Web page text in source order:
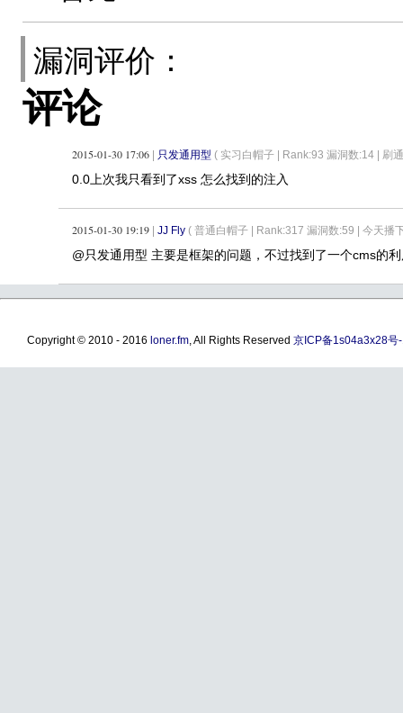
漏洞评价：
评论
2015-01-30 17:06 只发通用型 ( 实习白帽子 | Rank:93 漏洞数:14 | 刷
0.0上次我只看到了xss 怎么找到的注入
2015-01-30 19:19 JJ Fly ( 普通白帽子 | Rank:317 漏洞数:59 | 今天播
@只发通用型 主要是框架的问题，不过找到了一个cms的
Copyright © 2010 - 2016 loner.fm, All Rights Reserved 京ICP备1s04a3x28号